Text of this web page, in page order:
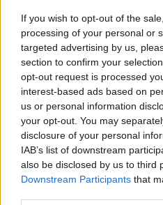
If you wish to opt-out of the
processing of your personal or
targeted advertising by us,
section to confirm your
opt-out request is processed
interest-based ads based on
us or personal information
your opt-out. You may
disclosure of your personal
IAB’s list of downstream
also be disclosed by us to third
Downstream Participants that
Χρηματοδότηση 8 εκατ.
ενημέρωσης- Ξεκίνησε το
πενταετές πρόγραμμα
ενίσχυσης του Τύπου